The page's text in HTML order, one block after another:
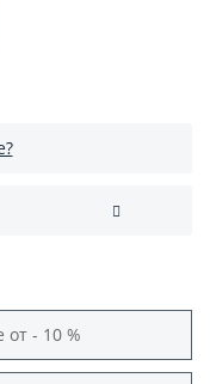
от - 10 %